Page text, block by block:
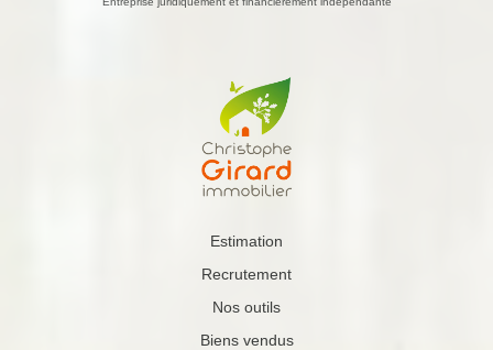
Estimation
Recrutement
Nos outils
Biens vendus